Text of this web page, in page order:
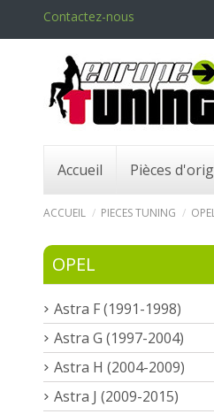
Contactez-nous
Accueil Pièces
ACCUEIL PIECES TUNING
OPEL
Astra F (1991-1998)
Astra G (1997-2004)
Astra H (2004-2009)
Astra J (2009-2015)